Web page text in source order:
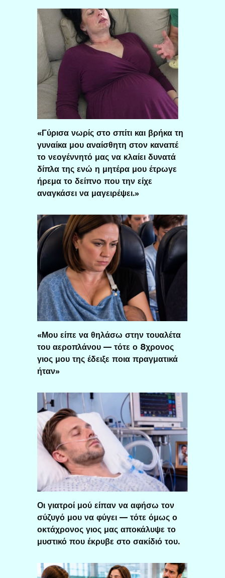
«Γύρισα νωρίς στο σπίτι και βρήκα τη
γυναίκα μου αναίσθητη στον καναπέ
το νεογέννητό μας να κλαίει δυνατά
δίπλα της ενώ η μητέρα μου έτρωγε
ήρεμα το δείπνο που την είχε
αναγκάσει να μαγειρέψει.»
«Μου είπε να θηλάσω στην τουαλέτα
του αεροπλάνου — τότε ο 8χρονος
γιος μου της έδειξε ποια πραγματικά
ήταν»
Οι γιατροί μού είπαν να αφήσω τον
σύζυγό μου να φύγει — τότε όμως ο
οκτάχρονος γιος μας αποκάλυψε το
μυστικό που έκρυβε στο σακίδιό του.